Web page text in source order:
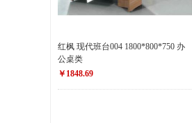
红枫 现代班台004 1800*800*750 办
公桌类
￥1848.69